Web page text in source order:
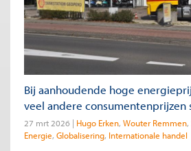
Bij aanhoudende hoge
veel andere consumentenprijzen
27 mrt 2026 Hugo Erken Wouter Remmen
Energie Globalisering Internationale handel